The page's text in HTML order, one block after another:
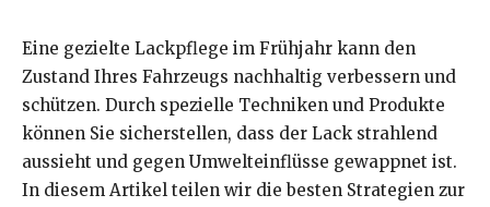
Eine gezielte Lackpflege im Frühjahr kann den
Zustand Ihres Fahrzeugs nachhaltig verbessern und
schützen. Durch spezielle Techniken und Produkte
können Sie sicherstellen, dass der Lack strahlend
aussieht und gegen Umwelteinflüsse gewappnet ist.
In diesem Artikel teilen wir die besten Strategien zur